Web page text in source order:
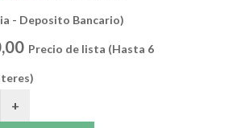
- Deposito Bancario)
Precio de lista (Hasta 6